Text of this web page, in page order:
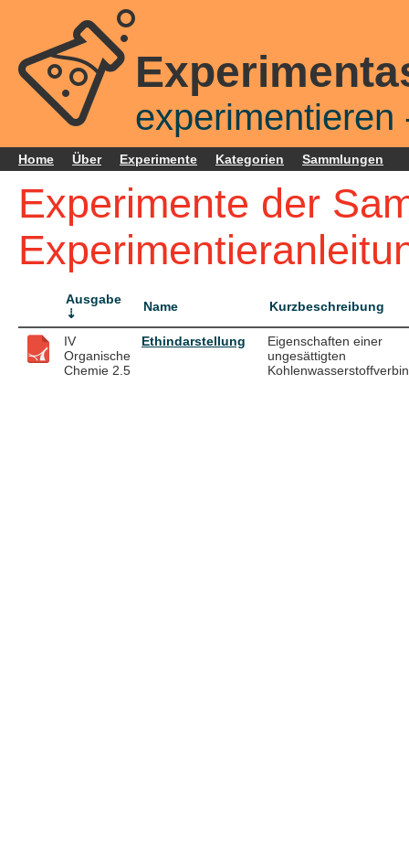
experimentieren
Home Über Experimente Kategorien Sammlungen
Experimente der
Ausgabe Name Kurzbeschreibung
IV
Organische
Chemie 2.5
Ethindarstellung
Eigenschaften einer
ungesättigten